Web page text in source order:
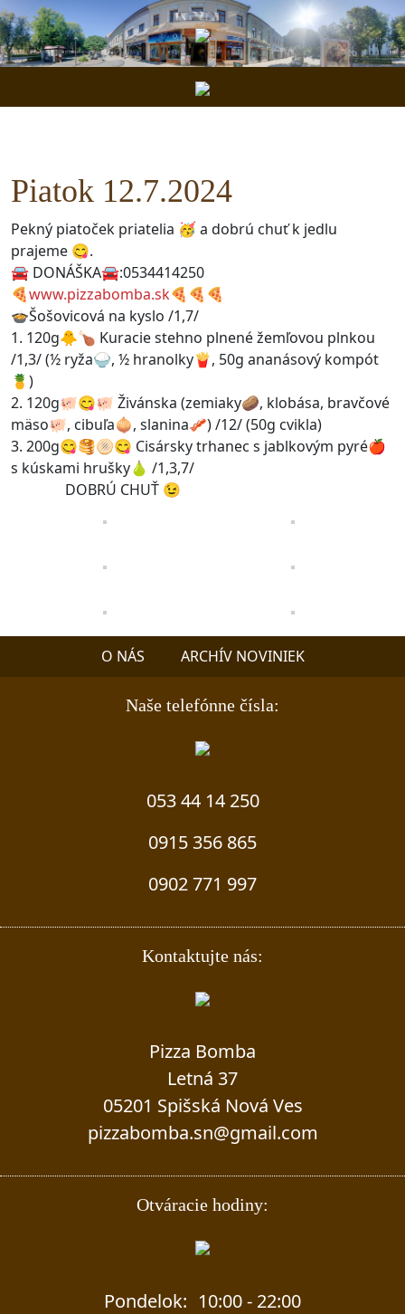
Piatok 12.7.2024
Pekný piatoček priatelia 🥳 a dobrú chuť k jedlu
prajeme 😋.
🚘 DONÁŠKA🚘:0534414250
🍕www.pizzabomba.sk🍕🍕🍕
🍲Šošovicová na kyslo /1,7/
1. 120g🐥🍗 Kuracie stehno plnené žemľovou plnkou
/1,3/ (½ ryža🍚, ½ hranolky🍟, 50g ananásový kompót
🍍)
2. 120g🐖😋🐖 Živánska (zemiaky🥔, klobása, bravčové
mäso🐖, cibuľa🧅, slanina🥓) /12/ (50g cvikla)
3. 200g😋🥞🫓😋 Cisársky trhanec s jablkovým pyré🍎
s kúskami hrušky🍐 /1,3,7/
DOBRÚ CHUŤ 😉
O NÁS ARCHÍV NOVINIEK
Naše telefónne čísla:
053 44 14 250
0915 356 865
0902 771 997
Kontaktujte nás:
Pizza Bomba
Letná 37
05201 Spišská Nová Ves
pizzabomba.sn@gmail.com
Otváracie hodiny:
Pondelok: 10:00 - 22:00